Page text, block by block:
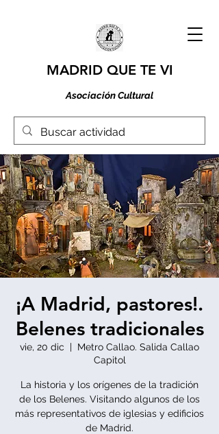
MADRID QUE TE VI
Asociación Cultural
¡A Madrid, pastores!.
Belenes tradicionales
vie, 20 dic
  |
Metro Callao. Salida Callao
Capitol
La historia y los orígenes de la tradición
de los Belenes. Visitando algunos de los
más representativos de iglesias y edificios
de Madrid.